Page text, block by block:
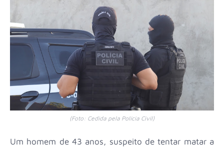
(Foto: Cedida pela Polícia Civil)
Um homem de 43 anos, suspeito de tentar matar a